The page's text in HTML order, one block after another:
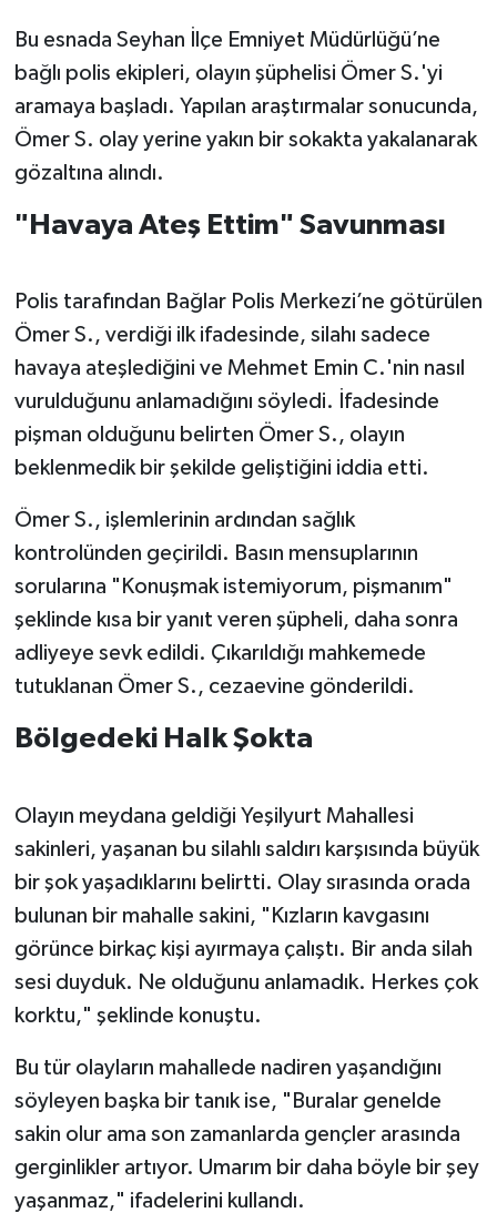
Bu esnada Seyhan İlçe Emniyet Müdürlüğü’ne
bağlı polis ekipleri, olayın şüphelisi Ömer S.'yi
aramaya başladı. Yapılan araştırmalar sonucunda,
Ömer S. olay yerine yakın bir sokakta yakalanarak
gözaltına alındı.
"Havaya Ateş Ettim" Savunması
Polis tarafından Bağlar Polis Merkezi’ne götürülen
Ömer S., verdiği ilk ifadesinde, silahı sadece
havaya ateşlediğini ve Mehmet Emin C.'nin nasıl
vurulduğunu anlamadığını söyledi. İfadesinde
pişman olduğunu belirten Ömer S., olayın
beklenmedik bir şekilde geliştiğini iddia etti.
Ömer S., işlemlerinin ardından sağlık
kontrolünden geçirildi. Basın mensuplarının
sorularına "Konuşmak istemiyorum, pişmanım"
şeklinde kısa bir yanıt veren şüpheli, daha sonra
adliyeye sevk edildi. Çıkarıldığı mahkemede
tutuklanan Ömer S., cezaevine gönderildi.
Bölgedeki Halk Şokta
Olayın meydana geldiği Yeşilyurt Mahallesi
sakinleri, yaşanan bu silahlı saldırı karşısında büyük
bir şok yaşadıklarını belirtti. Olay sırasında orada
bulunan bir mahalle sakini, "Kızların kavgasını
görünce birkaç kişi ayırmaya çalıştı. Bir anda silah
sesi duyduk. Ne olduğunu anlamadık. Herkes çok
korktu," şeklinde konuştu.
Bu tür olayların mahallede nadiren yaşandığını
söyleyen başka bir tanık ise, "Buralar genelde
sakin olur ama son zamanlarda gençler arasında
gerginlikler artıyor. Umarım bir daha böyle bir şey
yaşanmaz," ifadelerini kullandı.